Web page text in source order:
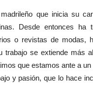
que inicia su
Desde entonces ha
o revistas de modas,
trabajo se extiende más
que estamos ante a
y pasión, que lo hace